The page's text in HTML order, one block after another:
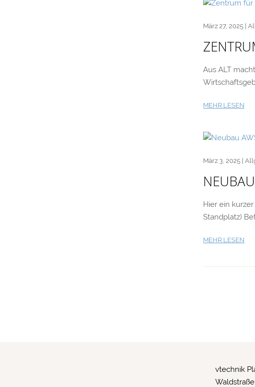
März 27, 2025 |
Aus ALT
MEHR LESEN
März 3, 2025 |
Hier ein
Standplatz)
MEHR LESEN
vtechnik